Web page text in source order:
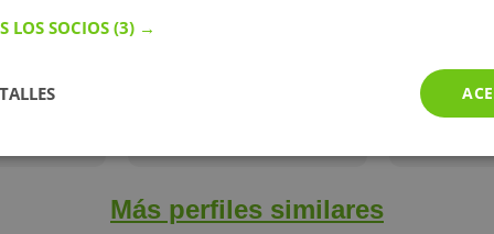
Más perfiles similares
LOS SOCIOS (3) →